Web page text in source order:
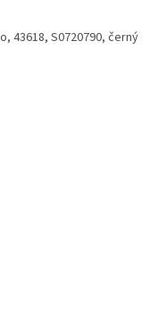
43618, S0720790, černý